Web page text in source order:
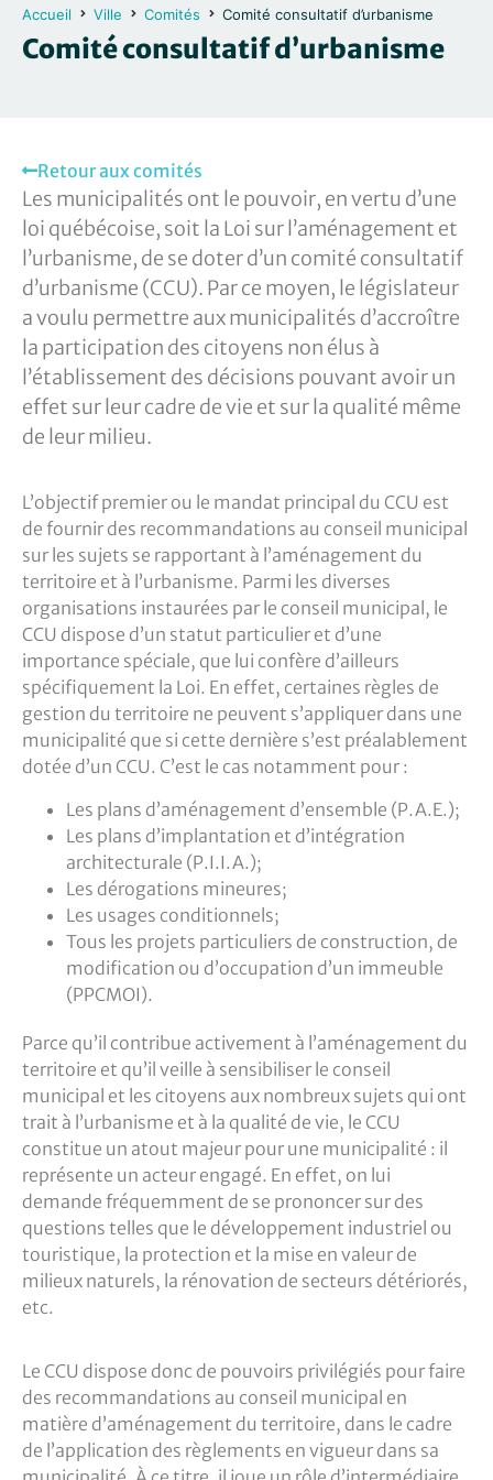
Accueil Ville Comités Comité consultatif d’urbanisme
Comité consultatif d’urbanisme
Retour aux comités
Les municipalités ont le pouvoir, en vertu d’une
loi québécoise, soit la Loi sur l’aménagement et
l’urbanisme, de se doter d’un comité consultatif
d’urbanisme (CCU). Par ce moyen, le législateur
a voulu permettre aux municipalités d’accroître
la participation des citoyens non élus à
l’établissement des décisions pouvant avoir un
effet sur leur cadre de vie et sur la qualité même
de leur milieu.
L’objectif premier ou le mandat principal du CCU est
de fournir des recommandations au conseil municipal
sur les sujets se rapportant à l’aménagement du
territoire et à l’urbanisme. Parmi les diverses
organisations instaurées par le conseil municipal, le
CCU dispose d’un statut particulier et d’une
importance spéciale, que lui confère d’ailleurs
spécifiquement la Loi. En effet, certaines règles de
gestion du territoire ne peuvent s’appliquer dans une
municipalité que si cette dernière s’est préalablement
dotée d’un CCU. C’est le cas notamment pour :
Les plans d’aménagement d’ensemble (P.A.E.);
Les plans d’implantation et d’intégration
architecturale (P.I.I.A.);
Les dérogations mineures;
Les usages conditionnels;
Tous les projets particuliers de construction, de
modification ou d’occupation d’un immeuble
(PPCMOI).
Parce qu’il contribue activement à l’aménagement du
territoire et qu’il veille à sensibiliser le conseil
municipal et les citoyens aux nombreux sujets qui ont
trait à l’urbanisme et à la qualité de vie, le CCU
constitue un atout majeur pour une municipalité : il
représente un acteur engagé. En effet, on lui
demande fréquemment de se prononcer sur des
questions telles que le développement industriel ou
touristique, la protection et la mise en valeur de
milieux naturels, la rénovation de secteurs détériorés,
etc.
Le CCU dispose donc de pouvoirs privilégiés pour faire
des recommandations au conseil municipal en
matière d’aménagement du territoire, dans le cadre
de l’application des règlements en vigueur dans sa